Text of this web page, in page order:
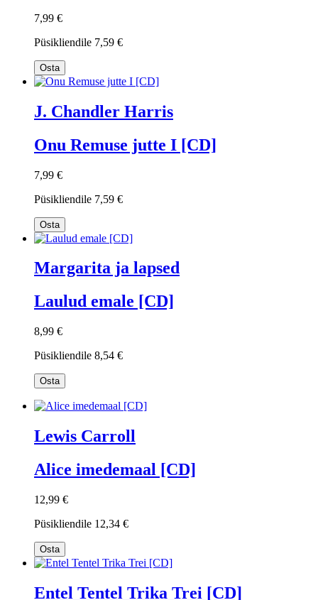
7,99 €
Püsikliendile 7,59 €
Osta
J. Chandler Harris
Onu Remuse jutte I [CD]
7,99 €
Püsikliendile 7,59 €
Osta
Margarita ja lapsed
Laulud emale [CD]
8,99 €
Püsikliendile 8,54 €
Osta
Lewis Carroll
Alice imedemaal [CD]
12,99 €
Püsikliendile 12,34 €
Osta
Entel Tentel Trika Trei [CD]